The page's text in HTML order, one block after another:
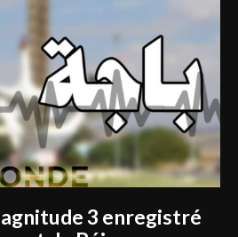
3 enregistré